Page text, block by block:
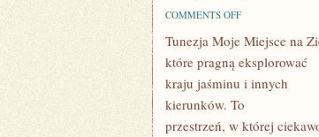
COMMENTS OFFON
HISZPANIA
Tunezja Moje Miejsce na
które pragną eksplorować
kraju jaśminu i innych
kierunków. To
przestrzeń, w której